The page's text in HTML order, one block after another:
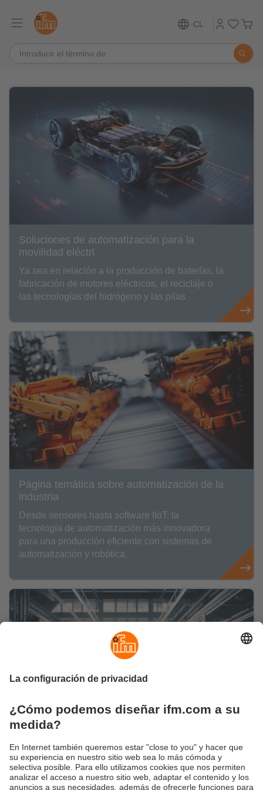
CL
Soluciones de automatización para la
movilidad eléctri
Ya sea en relación a la producción de baterías, la
fabricación de motores eléctricos, el reciclaje o
las tecnologías del hidrógeno y las pilas
Página temática sobre automatización de la
industria
Desde sensores hasta software IIoT: la
tecnología de automatización más innovadora
para una producción eficiente con sistemas de
automatización y robótica.
Página temática sobre la industria del
automóvil
Sensores, soluciones de seguridad, sistemas de
visión: ifm ofrece tecnología innovadora para la